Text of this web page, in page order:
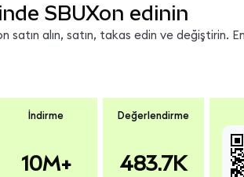
SBUXon edinin
satın alın, satın, takas edin ve değiştirin.
İndirme
10M+
Değerlendirme
483.7K